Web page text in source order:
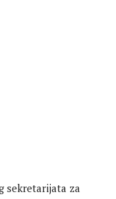
sekretarijata za